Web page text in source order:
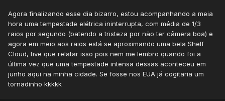
Agora finalizando esse dia bizarro, estou acompanhando a meia
hora uma tempestade elétrica ininterrupta, com média de 1/3
raios por segundo (batendo a tristeza por não ter câmera boa) e
agora em meio aos raios está se aproximando uma bela Shelf
Cloud, tive que relatar isso pois nem me lembro quando foi a
última vez que uma tempestade intensa dessas aconteceu em
junho aqui na minha cidade. Se fosse nos EUA já cogitaria um
tornadinho kkkkk